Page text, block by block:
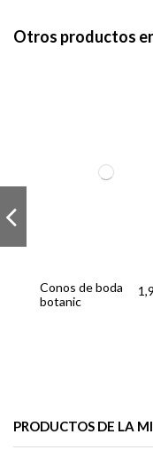
Otros productos
Conos de boda
botanic
PRODUCTOS DE LA